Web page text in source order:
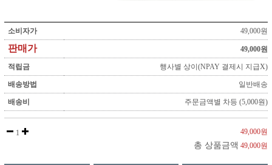
소비자가 49,000원
판매가 49,000원
적립금 행사별 상이(NPAY 결제시 지급X)
배송방법 일반배송
배송비 주문금액별 차등 (5,000원)
1 49,000원
총 상품금액 49,000원